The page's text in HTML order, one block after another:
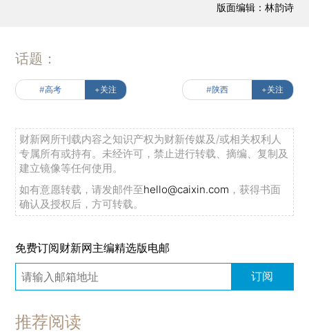
版面编辑：林韵诗
话题：
#高考 +关注 #陕西 +关注
财新网所刊载内容之知识产权为财新传媒及/或相关权利人
专属所有或持有。未经许可，禁止进行转载、摘编、复制及
建立镜像等任何使用。
如有意愿转载，请发邮件至hello@caixin.com ，获得书面
确认及授权后，方可转载。
免费订阅财新网主编精选版电邮
订阅
推荐阅读